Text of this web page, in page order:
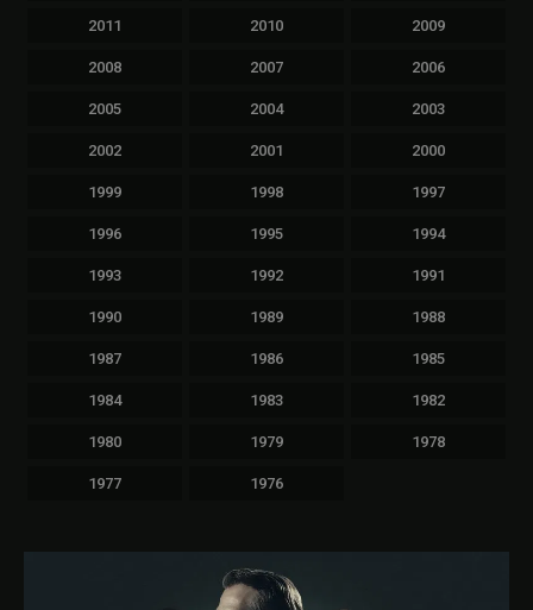
2011 2010 2009
2008 2007 2006
2005 2004 2003
2002 2001 2000
1999 1998 1997
1996 1995 1994
1993 1992 1991
1990 1989 1988
1987 1986 1985
1984 1983 1982
1980 1979 1978
1977 1976